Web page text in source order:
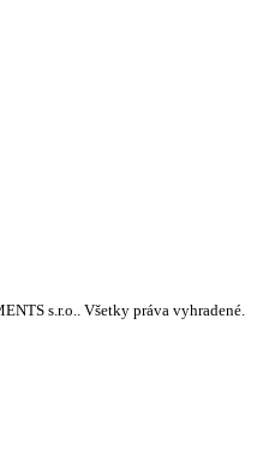
s.r.o.. Všetky práva vyhradené.